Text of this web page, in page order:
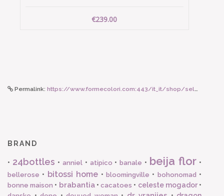
€239.00
Permalink: https://www.formecolori.com:443/it_it/shop/seletti_toiletpaper/specchi/seletti_specchio_grande_seagirl_30x40/5820
BRAND
• 24bottles • anniel• atipico •banale • beija flor •
bellerose • bitossi home • bloomingville • bohonomad •
bonne maison • brabantia•cacatoes • celeste mogador•